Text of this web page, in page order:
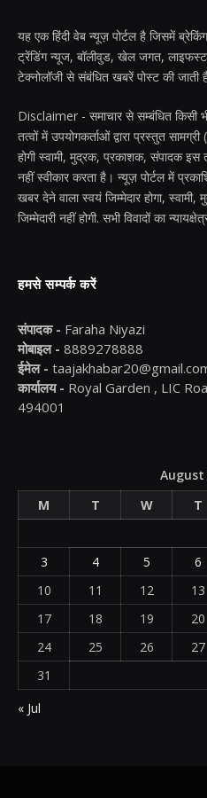
यह एक हिंदी वेब न्यूज़ पोर्टल है जिसमें
ट्रेंडिंग न्यूज, बॉलीवुड, खेल जगत,
टेक्नोलॉजी से संबंधित खबरें पोस्ट की जाती
Disclaimer - समाचार से सम्बंधित किसी
तत्वों में उपयोगकर्ताओं द्वारा प्रस्तुत
होगी स्वामी, मुद्रक, प्रकाशक, संपादक इस
नहीं स्वीकार करता है। न्यूज़ पोर्टल में
खबर देने वाला स्वयं जिम्मेदार होगा,
जिम्मेदारी नहीं होगी. सभी विवादों का
हमसे सम्पर्क करें
संपादक - Faraha Niyazi
मोबाइल - 8889278888
ईमेल -
कार्यालय - Royal Garden , LIC
494001
August
M
T W T
3
4 5 6
10
11 12 13
17
18 19 20
24
25 26 27
31
« Jul